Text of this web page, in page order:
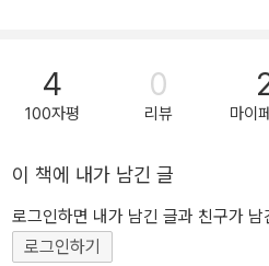
학술원 회원으로 임명된 후 칸트 전
에 띈다. 이후 딜타이의 대표적인
≪철학의 본질≫(1907), ≪정신과학
지방의 소도시 자이스에서 사망했다.
서로 교체되면서 그의 철학의 복판
철학적 단초들이 새롭게 배치되는 파노라마
학적 시도 역시 모순된 두 항 간의 - '
밀'과 '그들 사이에 엄존하는 공통성'
성'과 '개념적 인식의 객관성'간의 - 해
복을 통한 인식의 점진적 확장이었다.
4
100자평
0
리뷰 마이
이 책에 내가 남긴 글
로그인하면 내가 남긴 글과 친구가
로그인하기